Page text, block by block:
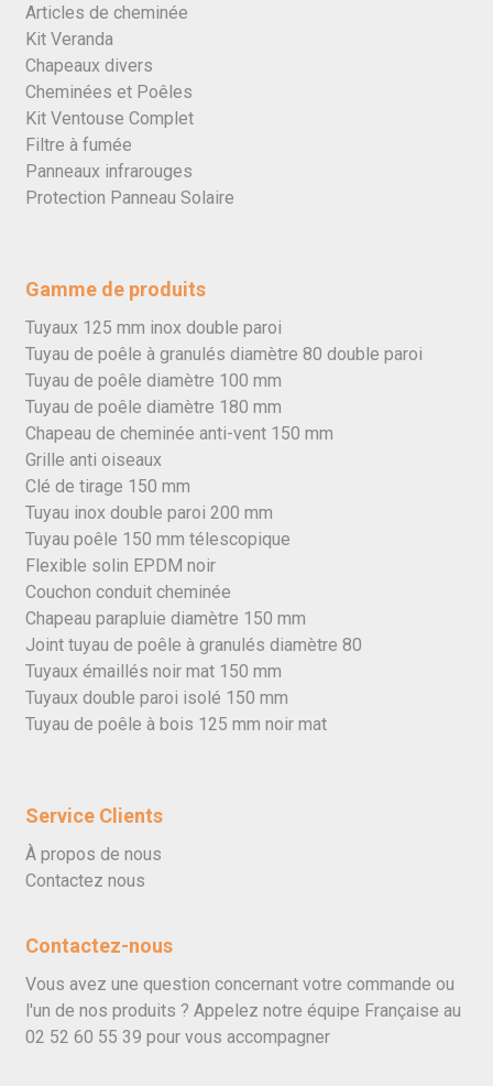
Articles de cheminée
Kit Veranda
Chapeaux divers
Cheminées et Poêles
Kit Ventouse Complet
Filtre à fumée
Panneaux infrarouges
Protection Panneau Solaire
Gamme de produits
Tuyaux 125 mm inox double paroi
Tuyau de poêle à granulés diamètre 80 double paroi
Tuyau de poêle diamètre 100 mm
Tuyau de poêle diamètre 180 mm
Chapeau de cheminée anti-vent 150 mm
Grille anti oiseaux
Clé de tirage 150 mm
Tuyau inox double paroi 200 mm
Tuyau poêle 150 mm télescopique
Flexible solin EPDM noir
Couchon conduit cheminée
Chapeau parapluie diamètre 150 mm
Joint tuyau de poêle à granulés diamètre 80
Tuyaux émaillés noir mat 150 mm
Tuyaux double paroi isolé 150 mm
Tuyau de poêle à bois 125 mm noir mat
Service Clients
À propos de nous
Contactez nous
Contactez-nous
Vous avez une question concernant votre commande ou
l'un de nos produits ? Appelez notre équipe Française au
02 52 60 55 39 pour vous accompagner